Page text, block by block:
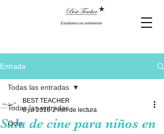
Entrada
Todas las entradas
Ocio
Todas las entradas
Sala de cine para niños en
BEST TEACHER
8 jul 2016 2 min de lectura